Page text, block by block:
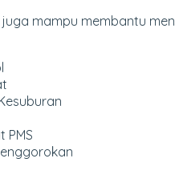
juga mampu membantu
PMS